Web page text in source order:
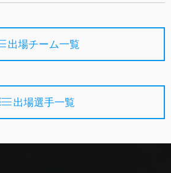
出場チーム一覧
出場選手一覧